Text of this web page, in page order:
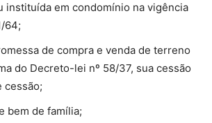
instituída em condomínio na vigência
64;
de compra e venda de terreno
do Decreto-lei nº 58/37, sua cessão
cessão;
bem de família;